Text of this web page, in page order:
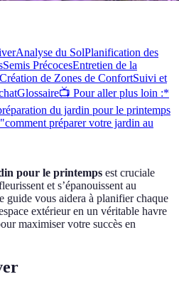
Analyse du SolPlanification des
Semis PrécocesEntretien de la
Création de Zones de ConfortSuivi et
Glossaire📺 Pour aller plus loin :*
du jardin pour le printemps
préparer votre jardin au
pour le printemps est cruciale
et s’épanouissent au
guide vous aidera à planifier chaque
extérieur en un véritable havre
maximiser votre succès en